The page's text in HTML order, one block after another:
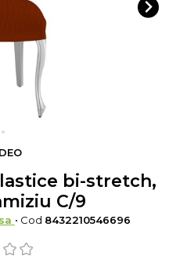
bi-stretch,
C/9
• Cod 8432210546696